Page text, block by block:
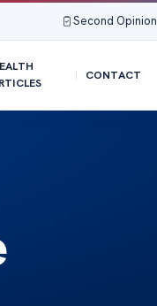
Second Opinion
CONTACT